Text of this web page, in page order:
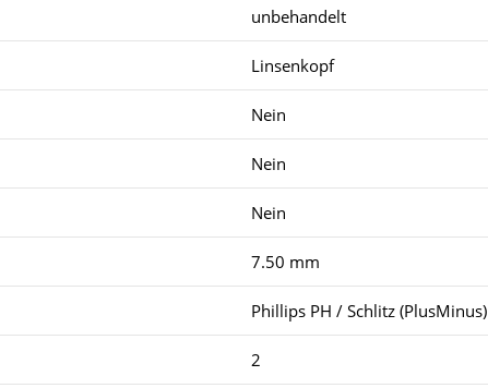
unbehandelt
Linsenkopf
Nein
Nein
Nein
7.50 mm
Phillips PH / Schlitz (PlusMinus)
2